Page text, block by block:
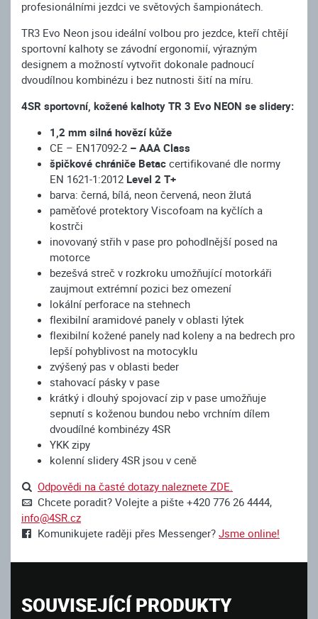
profesionálními jezdci ve světových šampionátech.
TR3 Evo Neon jsou ideální volbou pro jezdce, kteří chtějí
sportovní kalhoty se závodní ergonomií, výrazným
designem a možností vytvořit dokonale padnoucí
dvoudílnou kombinézu i bez nutnosti šití na míru.
4SR sportovní, kožené kalhoty TR 3 Evo NEON se slidery:
1,2 mm silná hovězí kůže
CE – EN17092-2 – AAA Class
špičkové chrániče Betac certifikované dle normy
EN 1621-1:2012 Level 2 T+
barva: černá, bílá, neon červená, neon žlutá
paměťové protektory Viscofoam na kyčlích a
kostrči
inovovaný střih v pase pro pohodlnější posed na
motorce
bezešvá streč v rozkroku umožňující motorkáři
zaujmout extrémní pozici bez omezení
lokální perforace na stehnech
flexibilní aramidové panely v oblasti lýtek
flexibilní kožené panely nad koleny a na bedrech pro
lepší pohyblivost na motocyklu
zvýšený pas v oblasti beder
stahovací pásky v pase
krátký i dlouhý spojovací zip v pase umožňuje
sepnutí s koženou bundou nebo vrchním dílem
dvoudílné kombinézy 4SR
YKK zipy
kolenní slidery 4SR jsou v ceně
Odpovědi na časté dotazy naleznete ZDE.
Chcete poradit? Volejte a pište +420 776 26 4444,
info@4SR.cz
Komunikujete raději přes Messenger? Jsme online!
SOUVISEJÍCÍ PRODUKTY